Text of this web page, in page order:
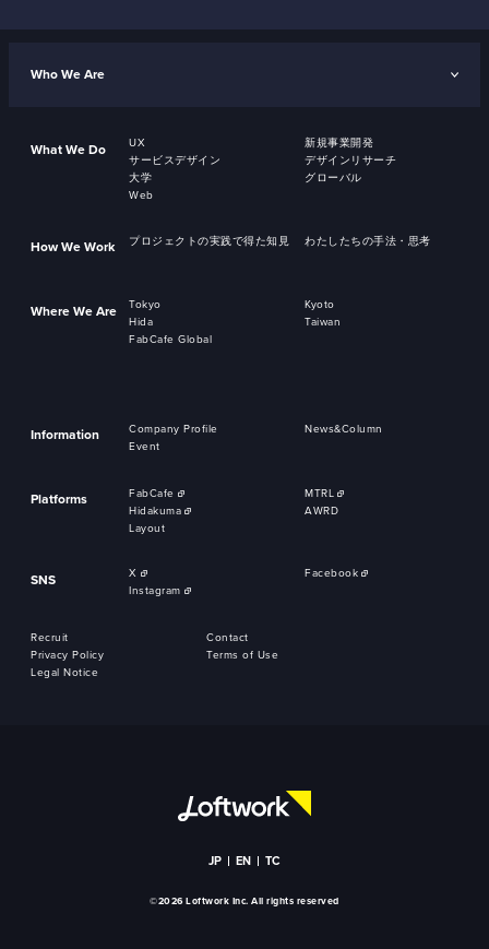
Who We Are
What We Do UX
新規事業開発
サービスデザイン
デザインリサーチ
大学
グローバル
Web
How We Work プロジェクトの実践で得た知見 わたしたちの手法・思考
Where We Are Tokyo
Kyoto
Hida
Taiwan
FabCafe Global
Information Company Profile
News&Column
Event
Platforms FabCafe
MTRL
Hidakuma
AWRD
Layout
SNS X
Facebook
Instagram
Recruit
Contact
Privacy Policy
Terms of Use
Legal Notice
JP EN TC
©2026 Loftwork Inc. All rights reserved